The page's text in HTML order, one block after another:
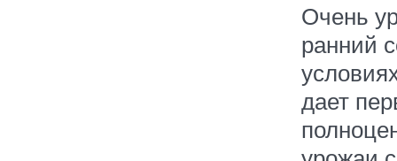
Очень
ранний
дает